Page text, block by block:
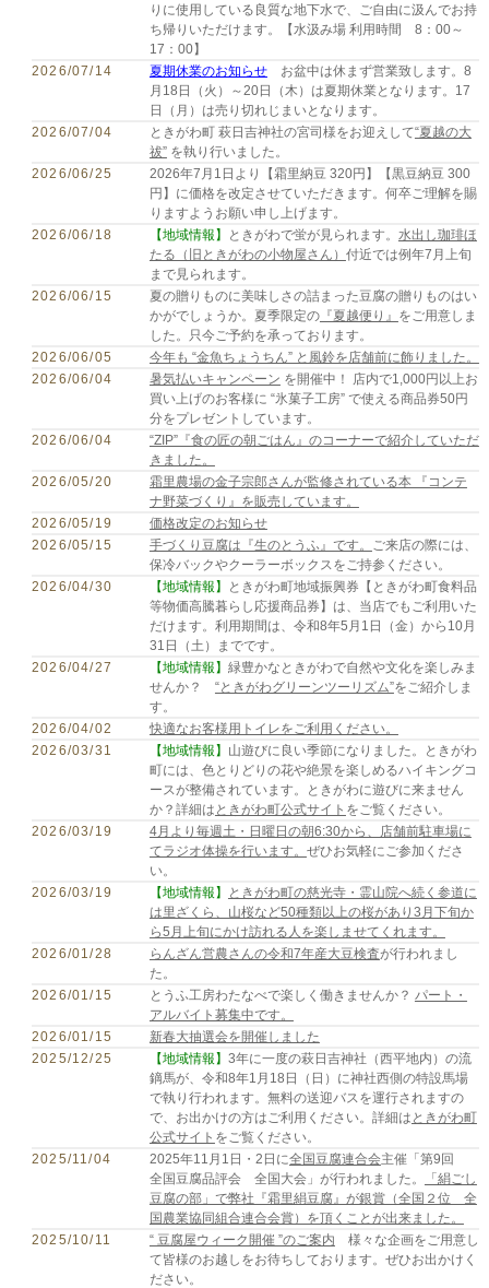
りに使用している良質な地下水で、ご自由に汲んでお持
ち帰りいただけます。【水汲み場 利用時間 8：00～
17：00】
2026/07/14
夏期休業のお知らせお盆中は休まず営業致します。8
月18日（火）～20日（木）は夏期休業となります。17
日（月）は売り切れじまいとなります。
2026/07/04
ときがわ町 萩日吉神社の宮司様をお迎えして“夏越の大
祓”を執り行いました。
2026/06/25
2026年7月1日より【霜里納豆 320円】【黒豆納豆 300
円】に価格を改定させていただきます。何卒ご理解を賜
りますようお願い申し上げます。
2026/06/18
【地域情報】 ときがわで蛍が見られます。 水出し珈琲ほ
たる（旧ときがわの小物屋さん） 付近では例年7月上旬
まで見られます。
2026/06/15
夏の贈りものに美味しさの詰まった豆腐の贈りものはい
かがでしょうか。夏季限定の『夏越便り』 をご用意しま
した。只今ご予約を承っております。
2026/06/05
今年も “金魚ちょうちん” と風鈴を店舗前に飾りました。
2026/06/04
暑気払いキャンペーン を開催中！ 店内で1,000円以上お
買い上げのお客様に “氷菓子工房” で使える商品券50円
分をプレゼントしています。
2026/06/04
“ZIP”『食の匠の朝ごはん』のコーナーで紹介していただ
きました。
2026/05/20
霜里農場の金子宗郎さんが監修されている本 『コンテ
ナ野菜づくり』を販売しています。
2026/05/19
価格改定のお知らせ
2026/05/15
手づくり豆腐は『生のとうふ』です。 ご来店の際には、
保冷バックやクーラーボックスをご持参ください。
2026/04/30
【地域情報】
ときがわ町地域振興券【ときがわ町食料品
等物価高騰暮らし応援商品券】は、当店でもご利用いた
だけます。利用期間は、令和8年5月1日（金）から10月
31日（土）までです。
2026/04/27
【地域情報】 緑豊かなときがわで自然や文化を楽しみま
せんか？ “ときがわグリーンツーリズム”をご紹介しま
す。
2026/04/02
快適なお客様用トイレをご利用ください。
2026/03/31
【地域情報】 山遊びに良い季節になりました。ときがわ
町には、色とりどりの花や絶景を楽しめるハイキングコ
ースが整備されています。ときがわに遊びに来ません
か？詳細は ときがわ町公式サイト をご覧ください。
2026/03/19
4月より毎週土・日曜日の朝6:30から、店舗前駐車場に
てラジオ体操を行います。 ぜひお気軽にご参加くださ
い。
2026/03/19
【地域情報】
ときがわ町の慈光寺・霊山院へ続く参道に
は里ざくら、山桜など50種類以上の桜があり3月下旬か
ら5月上旬にかけ訪れる人を楽しませてくれます。
2026/01/28
らんざん営農さんの令和7年産大豆検査が行われまし
た。
2026/01/15
とうふ工房わたなべで楽しく働きませんか？ パート・
アルバイト募集中です。
2026/01/15
新春大抽選会を開催しました
2025/12/25
【地域情報】 3年に一度の萩日吉神社（西平地内）の流
鏑馬が、令和8年1月18日（日）に神社西側の特設馬場
で執り行われます。無料の送迎バスを運行されますの
で、お出かけの方はご利用ください。詳細は ときがわ町
公式サイト をご覧ください。
2025/11/04
2025年11月1日・2日に全国豆腐連合会主催「第9回
全国豆腐品評会 全国大会」が行われました。
「絹ごし
豆腐の部」で弊社『霜里絹豆腐』が銀賞（全国２位 全
国農業協同組合連合会賞）を頂くことが出来ました。
2025/10/11
“ 豆腐屋ウィーク開催 ”のご案内 様々な企画をご用意し
て皆様のお越しをお待ちしております。ぜひお出かけく
ださい。